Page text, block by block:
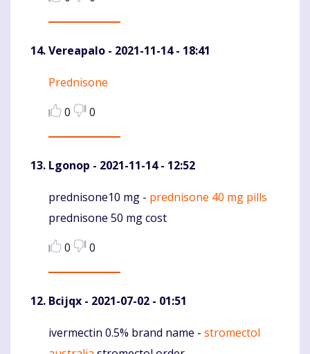
Vereapalo - 2021-11-14 - 18:41
Komentaras
Prednisone
0
0
Lgonop - 2021-11-14 - 12:52
Komentaras
prednisone10 mg - prednisone 40 mg pills
prednisone 50 mg cost
0
0
Bcijqx - 2021-07-02 - 01:51
Komentaras
ivermectin 0.5% brand name - stromectol